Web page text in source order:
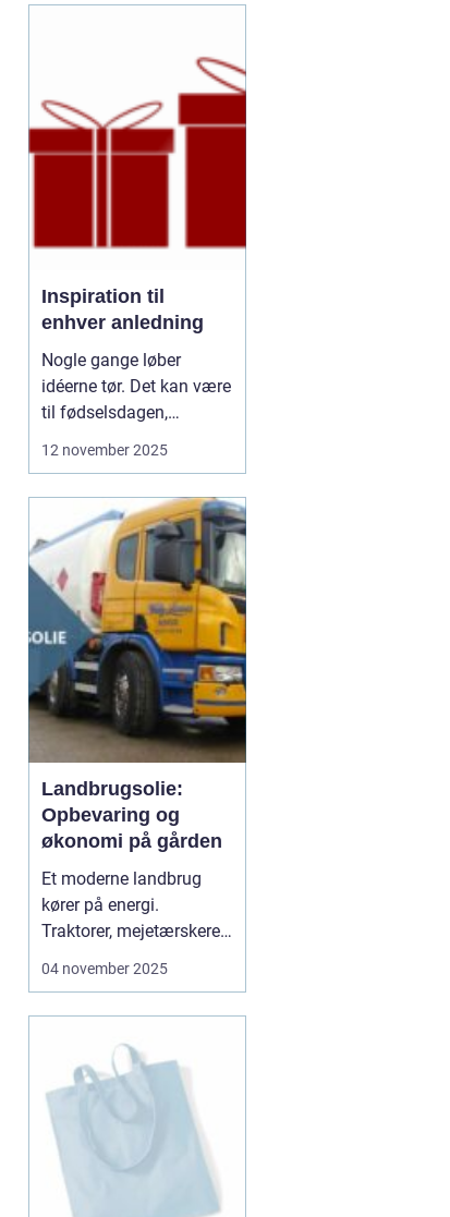
muligt ud af dit budget.
Mange tror, at det k...
Inspiration til
enhver anledning
Nogle gange løber
idéerne tør. Det kan være
til fødselsdagen,
borddækningen eller en
gøre noget særligt, men
ender i de samme
rutiner. De...
12 november 2025
Landbrugsolie:
Opbevaring og
økonomi på gården
Et moderne landbrug
kører på energi.
Traktorer, mejetærskere,
transport, tørring af korn
smøremidler. Vi
gennemgår her, hvad du
skal vide for at...
04 november 2025